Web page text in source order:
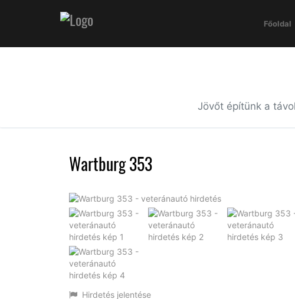
Főoldal
Jövőt építünk a
Wartburg 353
Hirdetés jelentése